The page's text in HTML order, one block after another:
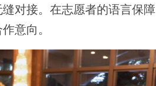
对接。在志愿者的语言保障
意向。